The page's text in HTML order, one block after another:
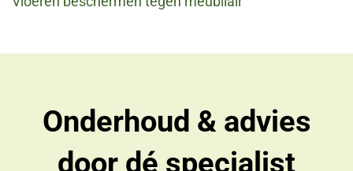
Onderhoud & advies
door dé specialist